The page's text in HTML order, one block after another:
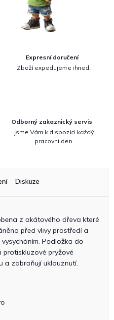
Expresní doručení
Zboží expedujeme ihned.
Odborný zakaznický servis
Jsme Vám k dispozici každý
pracovní den.
Diskuze
z akátového dřeva které
před vlivy prostředí a
Podložka do
pryžové
a zabraňují uklouznutí.